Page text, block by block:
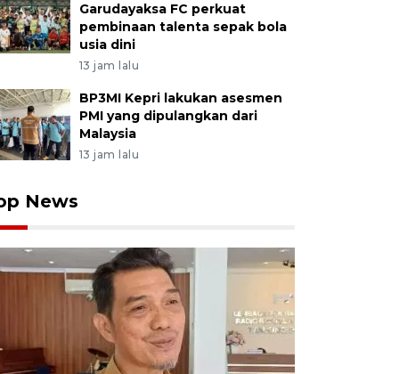
Garudayaksa FC perkuat
pembinaan talenta sepak bola
usia dini
13 jam lalu
BP3MI Kepri lakukan asesmen
PMI yang dipulangkan dari
Malaysia
13 jam lalu
News